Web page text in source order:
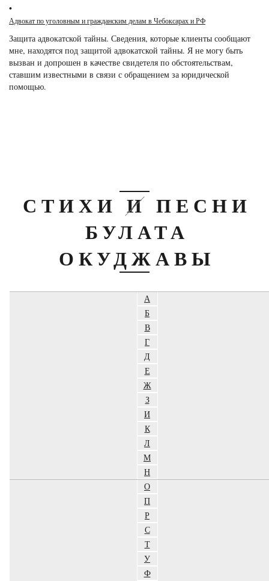
•
Адвокат по уголовным и гражданским делам в Чебоксарах и РФ
Защита адвокатской тайны. Сведения, которые клиенты сообщают
мне, находятся под защитой адвокатской тайны. Я не могу быть
вызван и допрошен в качестве свидетеля по обстоятельствам,
ставшим известными в связи с обращением за юридической
помощью.
СТИХИ И ПЕСНИ
БУЛАТА
ОКУДЖАВЫ
А
Б
В
Г
Д
Е
Ж
З
И
К
Л
М
Н
О
П
Р
С
Т
У
Ф